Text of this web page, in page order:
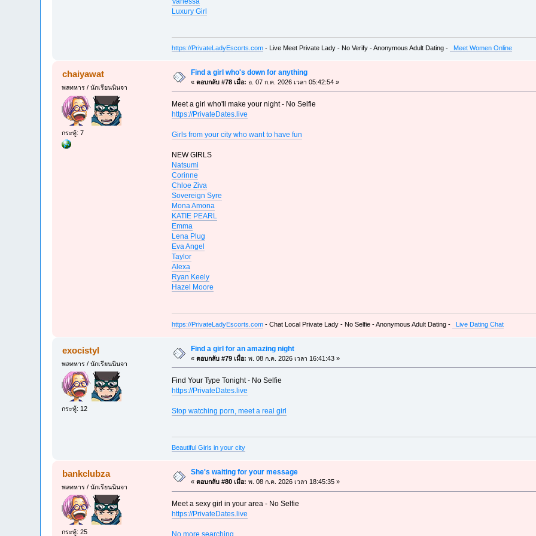
Luxury Girl
https://PrivateLadyEscorts.com- Live Meet Private Lady - No Verify - Anonymous Adult Dating - Meet Women Online
chaiyawat
พลทหาร / นักเรียนนินจา
กระทู้: 7
Find a girl who's down for anything
«ตอบกลับ #78 เมื่อ: อ. 07 ก.ค. 2026 เวลา 05:42:54 »
Meet a girl who'll make your night - No Selfie
https://PrivateDates.live
Girls from your city who want to have fun
NEW GIRLS
Natsumi
Corinne
Chloe Ziva
Sovereign Syre
Mona Amona
KATIE PEARL
Emma
Lena Plug
Eva Angel
Taylor
Alexa
Ryan Keely
Hazel Moore
https://PrivateLadyEscorts.com- Chat Local Private Lady - No Selfie - Anonymous Adult Dating - Live Dating Chat
exocistyl
พลทหาร / นักเรียนนินจา
กระทู้: 12
Find a girl for an amazing night
«ตอบกลับ #79 เมื่อ: พ. 08 ก.ค. 2026 เวลา 16:41:43 »
Find Your Type Tonight - No Selfie
https://PrivateDates.live
Stop watching porn, meet a real girl
Beautiful Girls in your city
bankclubza
พลทหาร / นักเรียนนินจา
กระทู้: 25
She's waiting for your message
«ตอบกลับ #80 เมื่อ: พ. 08 ก.ค. 2026 เวลา 18:45:35 »
Meet a sexy girl in your area - No Selfie
https://PrivateDates.live
No more searching